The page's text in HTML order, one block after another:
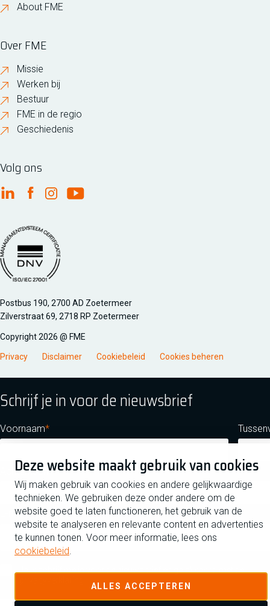
Deze website maakt gebruik van cookies
Wij maken gebruik van cookies en andere gelijkwaardige
technieken. We gebruiken deze onder andere om de
website goed te laten functioneren, het gebruik van de
website te analyseren en relevante content en advertenties
te kunnen tonen. Voor meer informatie, lees ons
cookiebeleid.
ALLES ACCEPTEREN
About FME
Over FME
Missie
Werken bij
Bestuur
FME in de regio
Geschiedenis
Volg ons
FME Linkedin
FME Facebook
FME Instagram
FME Youtube
Managementsyteem certificatie DNV iso/iec 27001
Postbus 190, 2700 AD Zoetermeer
Zilverstraat 69, 2718 RP Zoetermeer
Copyright 2026 @ FME
Privacy Disclaimer Cookiebeleid Cookies beheren
Schrijf je in voor de nieuwsbrief
Voornaam
Achternaam
E-mailadres
Ja ik schrijf me in voor de nieuwsbrief en ga akkoord met de